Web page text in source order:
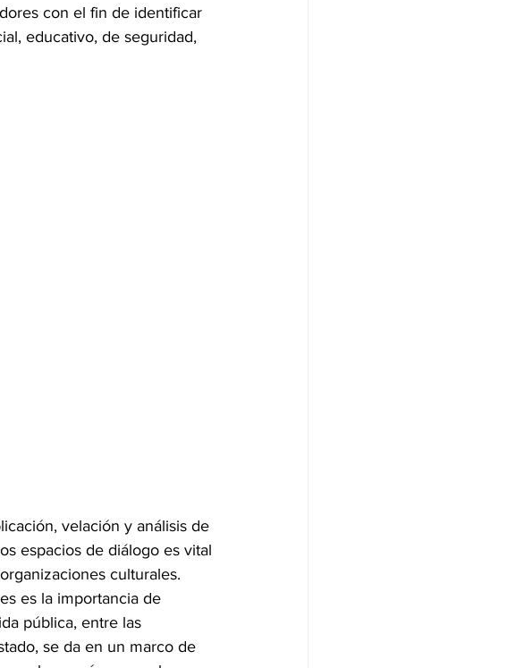
con el fin de identificar
educativo, de seguridad,
velación y análisis de
espacios de diálogo es vital
culturales.
es la importancia de
pública, entre las
se da en un marco de